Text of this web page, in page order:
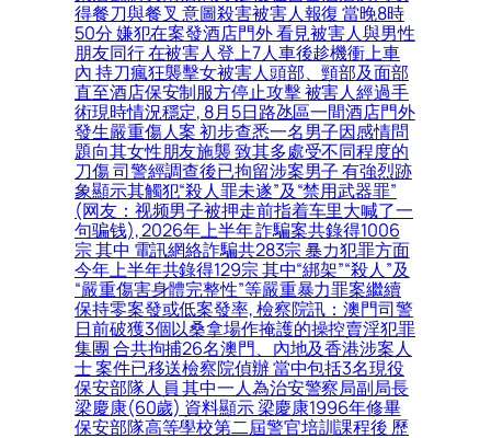
得餐刀與餐叉 意圖殺害被害人報復 當晚8時
50分 嫌犯在案發酒店門外 看見被害人與男性
朋友同行 在被害人登上7人車後趁機衝上車
內 持刀瘋狂襲擊女被害人頭部、頸部及面部
直至酒店保安制服方停止攻擊 被害人經過手
術現時情況穩定, 8月5日路氹區一間酒店門外
發生嚴重傷人案 初步查悉一名男子因感情問
題向其女性朋友施襲 致其多處受不同程度的
刀傷 司警經調查後已拘留涉案男子 有強烈跡
象顯示其觸犯“殺人罪未遂”及“禁用武器罪”
(网友：视频男子被押走前指着车里大喊了一
句骗钱), 2026年上半年 詐騙案共錄得1006
宗 其中 電訊網絡詐騙共283宗 暴力犯罪方面
今年上半年共錄得129宗 其中“綁架”“殺人”及
“嚴重傷害身體完整性”等嚴重暴力罪案繼續
保持零案發或低案發率, 檢察院訊：澳門司警
日前破獲3個以桑拿場作掩護的操控賣淫犯罪
集團 合共拘捕26名澳門、內地及香港涉案人
士 案件已移送檢察院偵辦 當中包括3名現役
保安部隊人員 其中一人為治安警察局副局長
梁慶康(60歲) 資料顯示 梁慶康1996年修畢
保安部隊高等學校第二屆警官培訓課程後 歷